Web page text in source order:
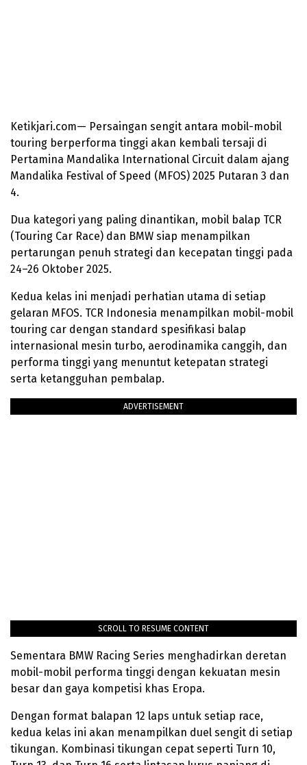
Ketikjari.com— Persaingan sengit antara mobil-mobil
touring berperforma tinggi akan kembali tersaji di
Pertamina Mandalika International Circuit dalam ajang
Mandalika Festival of Speed (MFOS) 2025 Putaran 3 dan
4.
Dua kategori yang paling dinantikan, mobil balap TCR
(Touring Car Race) dan BMW siap menampilkan
pertarungan penuh strategi dan kecepatan tinggi pada
24–26 Oktober 2025.
Kedua kelas ini menjadi perhatian utama di setiap
gelaran MFOS. TCR Indonesia menampilkan mobil-mobil
touring car dengan standard spesifikasi balap
internasional mesin turbo, aerodinamika canggih, dan
performa tinggi yang menuntut ketepatan strategi
serta ketangguhan pembalap.
ADVERTISEMENT
SCROLL TO RESUME CONTENT
Sementara BMW Racing Series menghadirkan deretan
mobil-mobil performa tinggi dengan kekuatan mesin
besar dan gaya kompetisi khas Eropa.
Dengan format balapan 12 laps untuk setiap race,
kedua kelas ini akan menampilkan duel sengit di setiap
tikungan. Kombinasi tikungan cepat seperti Turn 10,